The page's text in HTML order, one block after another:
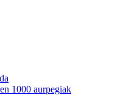
1000 aurpegiak